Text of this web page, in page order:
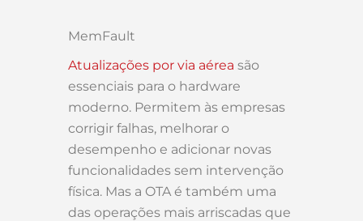
MemFault
Atualizações por via aérea são
essenciais para o hardware
moderno. Permitem às empresas
corrigir falhas, melhorar o
desempenho e adicionar novas
funcionalidades sem intervenção
física. Mas a OTA é também uma
das operações mais arriscadas que